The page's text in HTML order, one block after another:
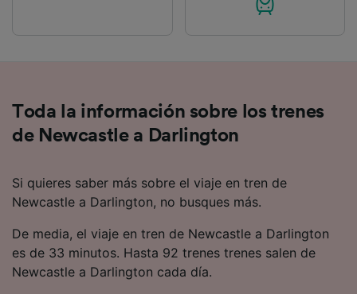
Toda la información sobre los trenes
de Newcastle a Darlington
Si quieres saber más sobre el viaje en tren de
Newcastle a Darlington, no busques más.
De media, el viaje en tren de Newcastle a Darlington
es de 33 minutos. Hasta 92 trenes trenes salen de
Newcastle a Darlington cada día.